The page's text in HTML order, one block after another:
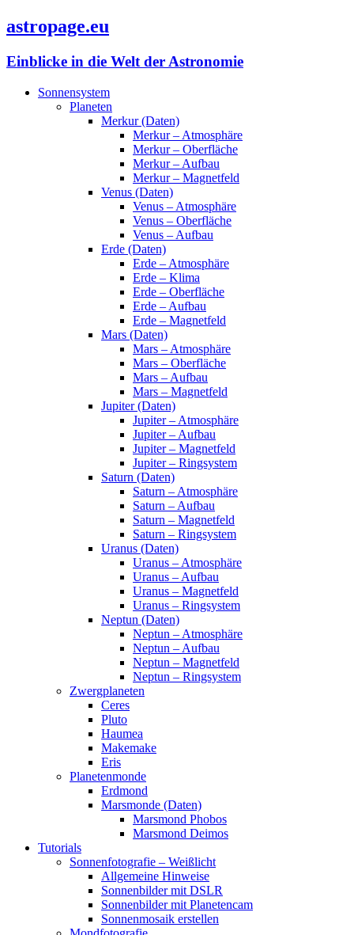
astropage.eu
Einblicke in die Welt der Astronomie
Sonnensystem
Planeten
Merkur (Daten)
Merkur – Atmosphäre
Merkur – Oberfläche
Merkur – Aufbau
Merkur – Magnetfeld
Venus (Daten)
Venus – Atmosphäre
Venus – Oberfläche
Venus – Aufbau
Erde (Daten)
Erde – Atmosphäre
Erde – Klima
Erde – Oberfläche
Erde – Aufbau
Erde – Magnetfeld
Mars (Daten)
Mars – Atmosphäre
Mars – Oberfläche
Mars – Aufbau
Mars – Magnetfeld
Jupiter (Daten)
Jupiter – Atmosphäre
Jupiter – Aufbau
Jupiter – Magnetfeld
Jupiter – Ringsystem
Saturn (Daten)
Saturn – Atmosphäre
Saturn – Aufbau
Saturn – Magnetfeld
Saturn – Ringsystem
Uranus (Daten)
Uranus – Atmosphäre
Uranus – Aufbau
Uranus – Magnetfeld
Uranus – Ringsystem
Neptun (Daten)
Neptun – Atmosphäre
Neptun – Aufbau
Neptun – Magnetfeld
Neptun – Ringsystem
Zwergplaneten
Ceres
Pluto
Haumea
Makemake
Eris
Planetenmonde
Erdmond
Marsmonde (Daten)
Marsmond Phobos
Marsmond Deimos
Tutorials
Sonnenfotografie – Weißlicht
Allgemeine Hinweise
Sonnenbilder mit DSLR
Sonnenbilder mit Planetencam
Sonnenmosaik erstellen